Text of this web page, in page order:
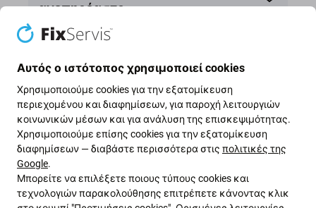
ανεπηρέαστο.
Αυτός ο ιστότοπος χρησιμοποιεί cookies
Χρησιμοποιούμε cookies για την εξατομίκευση
περιεχομένου και διαφημίσεων, για παροχή λειτουργιών
κοινωνικών μέσων και για ανάλυση της επισκεψιμότητας.
Χρησιμοποιούμε επίσης cookies για την εξατομίκευση
διαφημίσεων — διαβάστε περισσότερα στις πολιτικές της
Google.
Μπορείτε να επιλέξετε ποιους τύπους cookies και
τεχνολογιών παρακολούθησης επιτρέπετε κάνοντας κλικ